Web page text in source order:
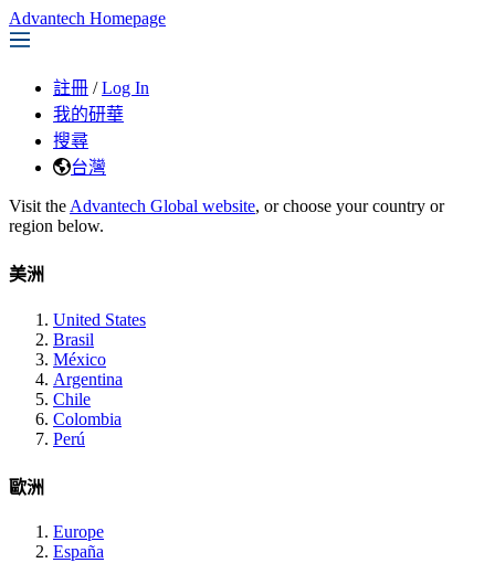
Advantech Homepage
註冊 / Log In
我的研華
搜尋
台灣
Visit the Advantech Global website, or choose your country or
region below.
美洲
United States
Brasil
México
Argentina
Chile
Colombia
Perú
歐洲
Europe
España